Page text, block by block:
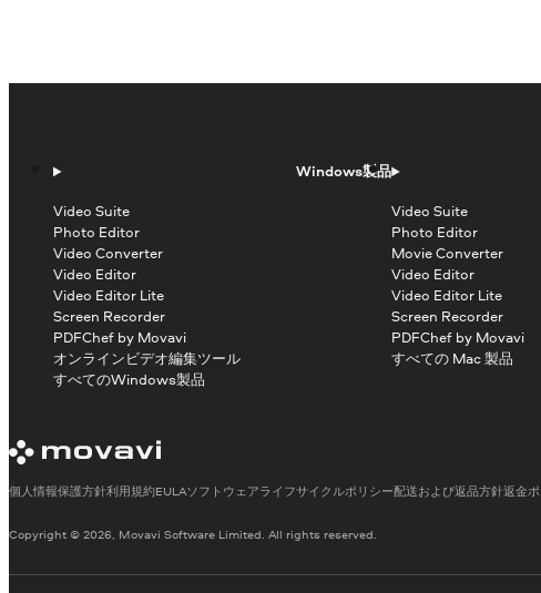
Windows製品
Video Suite
Photo Editor
Video Converter
Video Editor
Video Editor Lite
Screen Recorder
PDFChef by Movavi
オンラインビデオ編集ツール
すべてのWindows製品
Video Suite
Photo Editor
Movie Converter
Video Editor
Video Editor Lite
Screen Recorder
PDFChef by Movavi
すべての Mac 製品
Copyright © 2026, Movavi Software Limited. All rights reserved.
個人情報保護方針利用規約EULAソフトウェアライフサイクルポリシー配送および返品方針返金